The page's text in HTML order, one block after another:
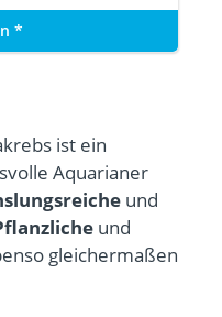
*
ist ein
Aquarianer
und
und
gleichermaßen